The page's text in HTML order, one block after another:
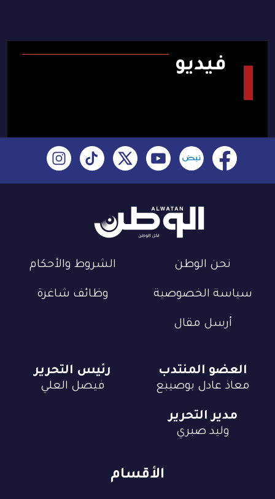
فيديو
نحن الوطن الشروط والأحكام
سياسة الخصوصية وظائف شاغرة
أرسل مقال
الأقسام
العضو المنتدب
معاذ عادل بوصيبع
رئيس التحرير
فيصل العلي
مدير التحرير
وليد صبري